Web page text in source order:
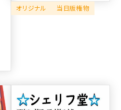
オリジナル 当日版権物